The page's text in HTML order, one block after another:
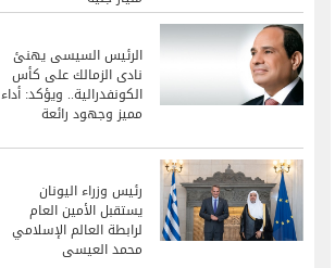
الرئيس السيسى يهنئ
نادى الزمالك على كأس
الكونفدرالية.. ويؤكد: أداء
مميز وجهود رائعة
رئيس وزراء اليونان
يستقبل الأمين العام
لرابطة العالم الإسلامي
محمد العيسى